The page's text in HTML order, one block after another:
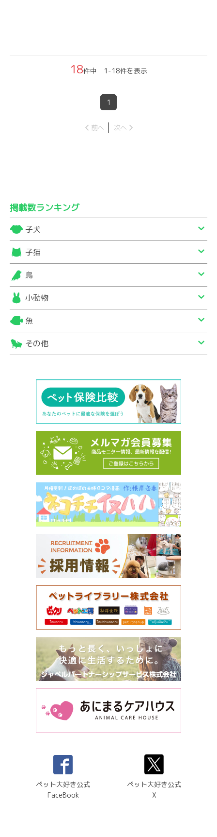
18件中 1-18件を表示
1
前へ 次へ
掲載数ランキング
子犬
子猫
鳥
小動物
魚
その他
ペット大好き公式
FaceBook
ペット大好き公式
X